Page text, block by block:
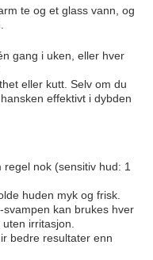
te og et glass vann, og
gang i uken, eller hver
eller kutt. Selv om du
effektivt i dybden
nok (sensitiv hud: 1
huden myk og frisk.
svampen kan brukes hver
irritasjon.
bedre resultater enn